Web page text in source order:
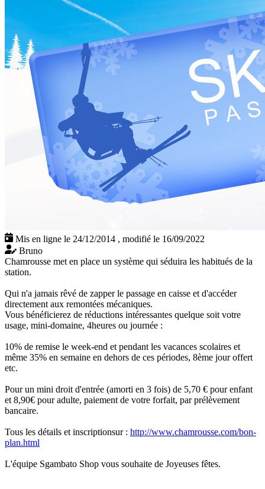
Mis en ligne le 24/12/2014 , modifié le 16/09/2022
Bruno
Chamrousse met en place un système qui séduira les habitués de la
station.
Qui n'a jamais rêvé de zapper le passage en caisse et d'accéder
directement aux remontées mécaniques.
Vous bénéficierez de réductions intéressantes quelque soit votre
usage, mini-domaine, 4heures ou journée :
10% de remise le week-end et pendant les vacances scolaires et
même 35% en semaine en dehors de ces périodes, 8ème jour offert
etc.
Pour un mini droit d'entrée (amorti en 3 fois) de 5,70 € pour enfant
et 8,90€ pour adulte, paiement de votre forfait, par prélèvement
bancaire.
Tous les détails et inscriptionsur : http://www.chamrousse.com/bon-
plan.html
L'équipe Sgambato Shop vous souhaite de Joyeuses fêtes.